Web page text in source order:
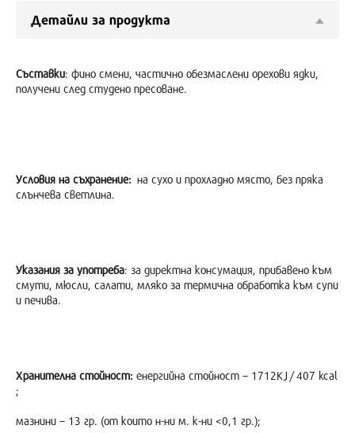
Детайли за продукта
Съставки: фино смени, частично обезмаслени орехови ядки,
получени след студено пресоване.
Условия на съхранение: на сухо и прохладно място, без пряка
слънчева светлина.
Указания за употреба: за директна консумация, прибавено към
смути, мюсли, салати, мляко за термична обработка към супи
и печива.
Хранителна стойност: енергийна стойност – 1712KJ/ 407 kcal
;
мазнини – 13 гр. (от които н-ни м. к-ни <0,1 гр.);